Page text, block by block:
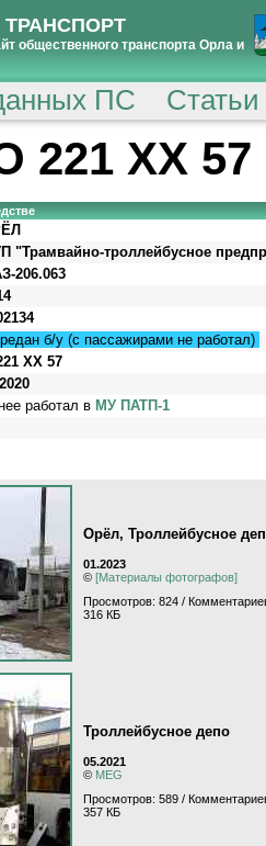
общественного транспорта Орла и
ПС
221 ХХ 57
"Трамвайно-троллейбусное
206.063
б/у (с пассажирами не работал)
ХХ 57
работал в МУ ПАТП-1
Орёл, Троллейбусное
01.2023
© [Материалы фотографов]
Просмотров: 824 /
316 КБ
Троллейбусное депо
05.2021
© MEG
Просмотров: 589 /
357 КБ